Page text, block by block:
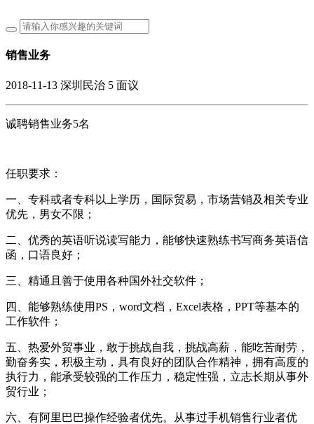
销售业务
2018-11-13 深圳民治 5 面议
诚聘销售业务5名
任职要求：
一、专科或者专科以上学历，国际贸易，市场营销及相关专业
优先，男女不限；
二、优秀的英语听说读写能力，能够快速熟练书写商务英语信
函，口语良好；
三、精通且善于使用各种国外社交软件；
四、能够熟练使用PS，word文档，Excel表格，PPT等基本的
工作软件；
五、热爱外贸事业，敢于挑战自我，挑战高薪，能吃苦耐劳，
勤奋务实，积极主动，具有良好的团队合作精神，拥有高度的
执行力，能承受较强的工作压力，稳定性强，立志长期从事外
贸行业；
六、有阿里巴巴操作经验者优先。从事过手机销售行业者优